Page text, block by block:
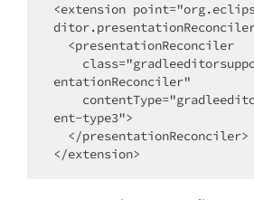
<extension
entationReconciler"
ent-type3">
</extension>